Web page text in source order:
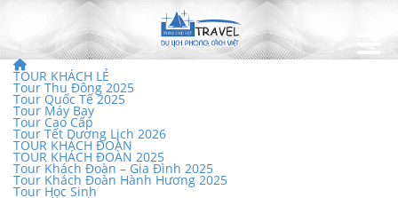
TOUR KHÁCH LẺ
Tour Thu Đông 2025
Tour Quốc Tế 2025
Tour Máy Bay
Tour Cao Cấp
Tour Tết Dương Lịch 2026
TOUR KHÁCH ĐOÀN
TOUR KHÁCH ĐOÀN 2025
Tour Khách Đoàn – Gia Đình 2025
Tour Khách Đoàn Hành Hương 2025
Tour Học Sinh